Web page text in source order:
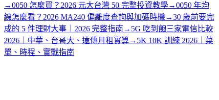
→0050 怎麼買？2026 元大台灣 50 完整投資教學→0050 年均
線怎麼看？2026 MA240 偏離度查詢與加碼時機 →30 歲前要完
成的 5 件理財大事｜2026 完整指南 → 5G 吃到飽三家電信比較
2026｜中華、台哥大、遠傳月租實算→ 5K 10K 訓練 2026｜菜
單、時程、實戰指南